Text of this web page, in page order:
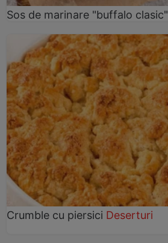
Sos de marinare "buffalo clasic"
Crumble cu piersici Deserturi